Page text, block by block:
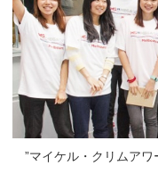
”マイケル・クリムア